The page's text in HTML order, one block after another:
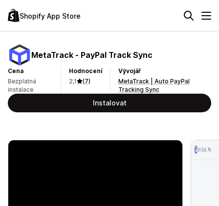
Shopify App Store
MetaTrack ‑ PayPal Track Sync
Cena
Bezplatná
instalace
Hodnocení
2,1
(7)
Vývojář
MetaTrack | Auto PayPal
Tracking Sync
Instalovat